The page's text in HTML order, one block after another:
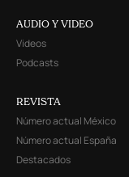
AUDIO Y VIDEO
Videos
Podcasts
REVISTA
Número actual México
Número actual España
Destacados